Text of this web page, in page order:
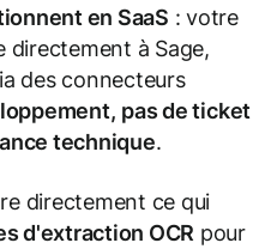
en SaaS : votre
directement à Sage,
des connecteurs
pas de ticket
technique.
directement ce qui
d'extraction OCR pour